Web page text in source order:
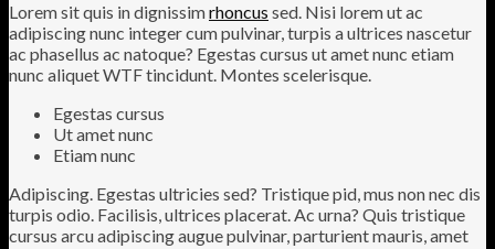
Lorem sit quis in dignissimrhoncus sed. Nisi lorem ut ac
adipiscing nunc integer cum pulvinar, turpis a ultrices nascetur
ac phasellus ac natoque? Egestas cursus ut amet nunc etiam
nunc aliquetWTFtincidunt. Montes scelerisque.
Egestas cursus
Ut amet nunc
Etiam nunc
Adipiscing. Egestas ultricies sed? Tristique pid, mus non nec dis
turpis odio. Facilisis, ultrices placerat. Ac urna? Quis tristique
cursus arcu adipiscing augue pulvinar, parturient mauris, amet